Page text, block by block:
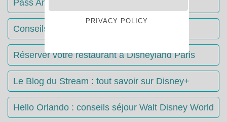
Pass Annuels Disney : informations
Conseils & Astuces Disneyland Paris
Réserver votre restaurant à Disneyland Paris
Le Blog du Stream : tout savoir sur Disney+
Hello Orlando : conseils séjour Walt Disney World
PRIVACY POLICY